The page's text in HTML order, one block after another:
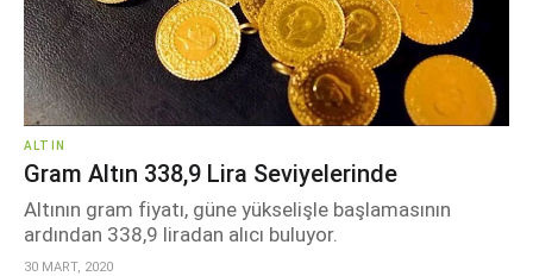
ALTIN
Gram Altın 338,9 Lira Seviyelerinde
Altının gram fiyatı, güne yükselişle başlamasının
ardından 338,9 liradan alıcı buluyor.
30 MART, 2020